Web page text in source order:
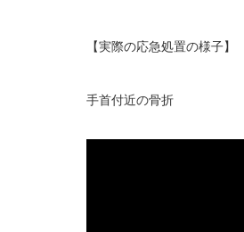
【実際の応急処置の様子】
手首付近の骨折